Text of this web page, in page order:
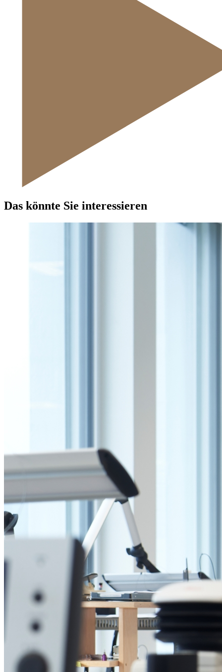
Das könnte Sie interessieren